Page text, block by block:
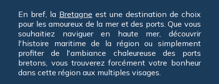
En bref, la Bretagne est une destination de choix
pour les amoureux de la mer et des ports. Que vous
souhaitiez naviguer en haute mer, découvrir
l'histoire maritime de la région ou simplement
profiter de l'ambiance chaleureuse des ports
bretons, vous trouverez forcément votre bonheur
dans cette région aux multiples visages.